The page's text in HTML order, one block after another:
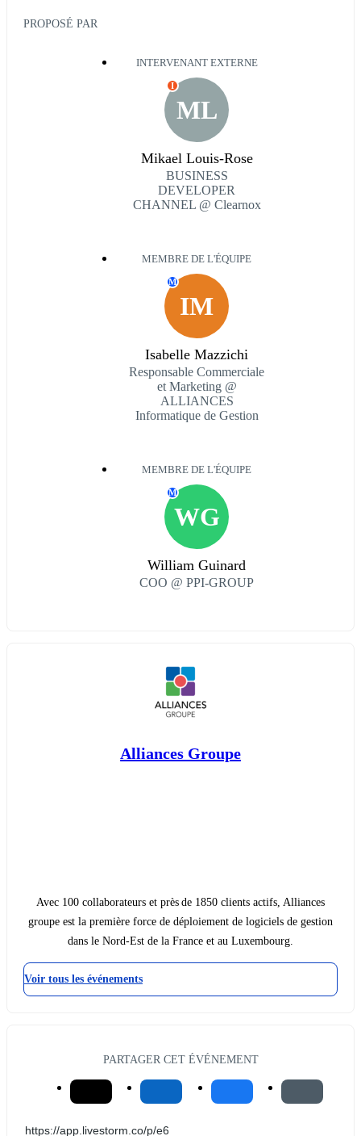
PROPOSÉ PAR
INTERVENANT EXTERNE
ML
I
Mikael Louis-Rose
BUSINESS
DEVELOPER
CHANNEL @ Clearnox
MEMBRE DE L'ÉQUIPE
IM
M
Isabelle Mazzichi
Responsable Commerciale
et Marketing @
ALLIANCES
Informatique de Gestion
MEMBRE DE L'ÉQUIPE
WG
M
William Guinard
COO @ PPI-GROUP
Alliances Groupe
Avec 100 collaborateurs et près de 1850 clients actifs, Alliances
groupe est la première force de déploiement de logiciels de gestion
dans le Nord-Est de la France et au Luxembourg.
Voir tous les événements
PARTAGER CET ÉVÉNEMENT